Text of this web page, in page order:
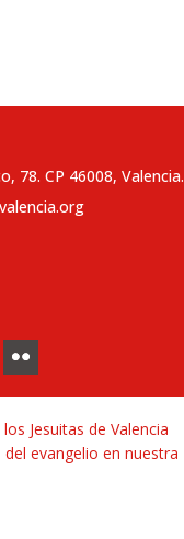
78. CP 46008, Valencia.
Jesuitas de Valencia
evangelio en nuestra